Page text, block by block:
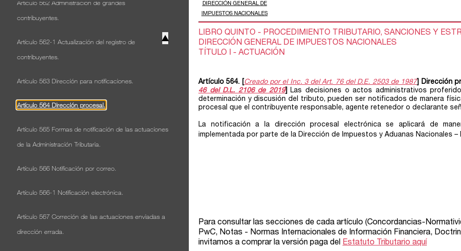
▲
Artículo 562 Administración de grandes
contribuyentes.
Artículo 562-1 Actualización del registro de
contribuyentes.
Artículo 563 Dirección para notificaciones.
Artículo 564 Dirección procesal.
Artículo 565 Formas de notificación de las actuaciones
de la Administración Tributaria.
Artículo 566 Notificación por correo.
Artículo 566-1 Notificación electrónica.
Artículo 567 Correción de las actuaciones enviadas a
dirección errada.